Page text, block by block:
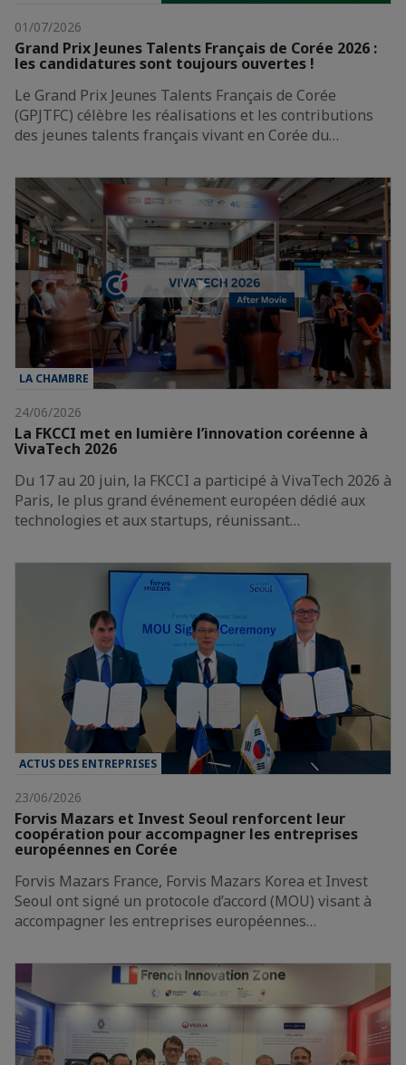
01/07/2026
Grand Prix Jeunes Talents Français de Corée 2026 :
les candidatures sont toujours ouvertes !
Le Grand Prix Jeunes Talents Français de Corée
(GPJTFC) célèbre les réalisations et les contributions
des jeunes talents français vivant en Corée du…
LA CHAMBRE
24/06/2026
La FKCCI met en lumière l’innovation coréenne à
VivaTech 2026
Du 17 au 20 juin, la FKCCI a participé à VivaTech 2026 à
Paris, le plus grand événement européen dédié aux
technologies et aux startups, réunissant…
ACTUS DES ENTREPRISES
23/06/2026
Forvis Mazars et Invest Seoul renforcent leur
coopération pour accompagner les entreprises
européennes en Corée
Forvis Mazars France, Forvis Mazars Korea et Invest
Seoul ont signé un protocole d’accord (MOU) visant à
accompagner les entreprises européennes…